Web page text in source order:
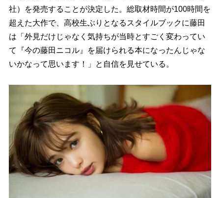
社）を発売することが決定した。総取材時間が100時間を
超えた大作で、高校生ぶりとなるスタイルブックに藤田
は「外見だけじゃなく気持ちが当時とすごく変わってい
て『今の藤田ニコル』を届けられる本になったんじゃな
いかなって思います！」と自信を見せている。